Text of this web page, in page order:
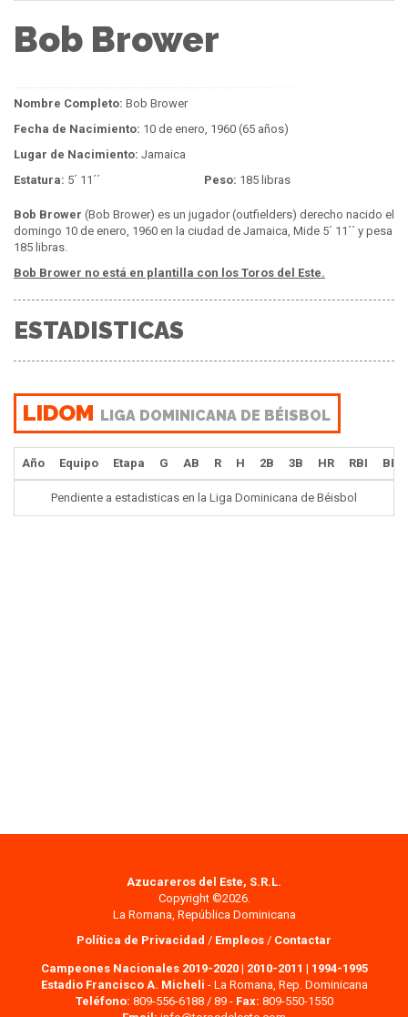
Bob Brower
Nombre Completo: Bob Brower
Fecha de Nacimiento: 10 de enero, 1960 (65 años)
Lugar de Nacimiento: Jamaica
Estatura: 5´ 11´´ Peso: 185 libras
Bob Brower (Bob Brower) es un jugador (outfielders) derecho nacido el
domingo 10 de enero, 1960 en la ciudad de Jamaica, Mide 5´ 11´´ y pesa
185 libras.
Bob Brower no está en plantilla con los Toros del Este.
ESTADISTICAS
LIDOM LIGA DOMINICANA DE BÉISBOL
Año Equipo Etapa G AB R H 2B 3B HR RBI BB
Pendiente a estadisticas en la Liga Dominicana de Béisbol
Azucareros del Este, S.R.L.
Copyright ©2026.
La Romana, República Dominicana
Política de Privacidad / Empleos / Contactar
Campeones Nacionales 2019-2020| 2010-2011 | 1994-1995
Estadio Francisco A. Micheli - La Romana, Rep. Dominicana
Teléfono: 809-556-6188 / 89 - Fax: 809-550-1550